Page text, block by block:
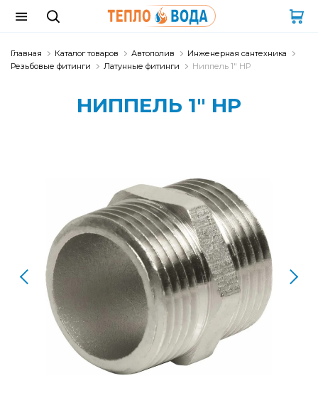
Главная Каталог товаров Автополив
Инженерная сантехника
Резьбовые фитинги
Латунные фитинги Ниппель 1" НР
НИППЕЛЬ 1" НР